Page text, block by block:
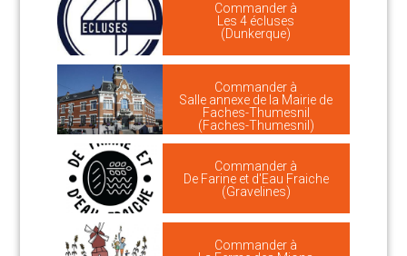
Commander à
Les 4 écluses
(Dunkerque)
Commander à
Salle annexe de la Mairie de
Faches-Thumesnil
(Faches-Thumesnil)
Commander à
De Farine et d'Eau Fraiche
(Gravelines)
Commander à